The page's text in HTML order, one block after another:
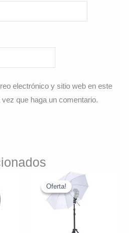
electrónico y sitio web en este
que haga un comentario.
Oferta!
Oferta!
El
precio
original
era:
$55.976.